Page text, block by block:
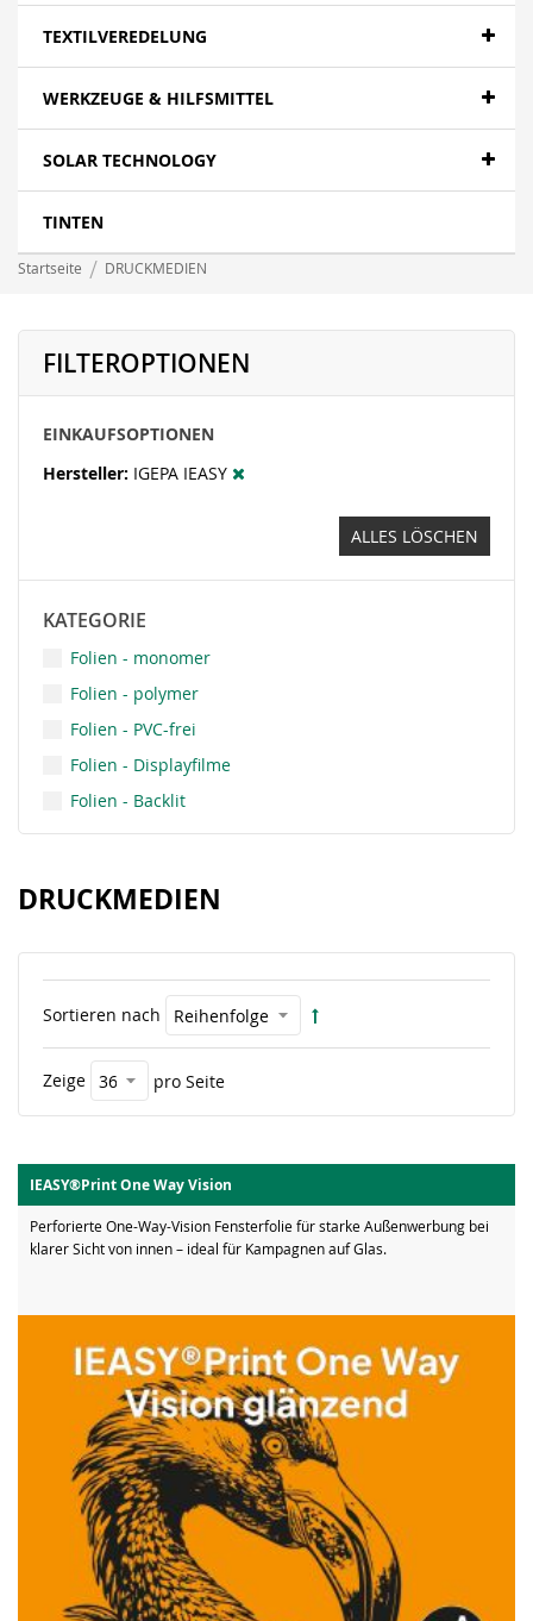
Papier- Fotopapier
Textilien - Canvas
Folien- polymer
LFP wasserbasierend - Papier
LFP wasserbasierend - Canvas
LFP wasserbasierend - Folie
LFP wasserbasierend - Textil
Banner - Mesh
TEXTILVEREDELUNG
WERKZEUGE & HILFSMITTEL
SOLAR TECHNOLOGY
TINTEN
Startseite DRUCKMEDIEN
DRUCKMEDIEN
Sortieren nach
Zeige pro Seite
IEASY®Print One Way Vision
Perforierte One-Way-Vision Fensterfolie für starke Außenwerbung bei
klarer Sicht von innen – ideal für Kampagnen auf Glas.
FILTEROPTIONEN
EINKAUFSOPTIONEN
Hersteller IGEPA IEASY
ALLES LÖSCHEN
KATEGORIE
Folien - monomer
Folien - polymer
Folien - PVC-frei
Folien - Displayfilme
Folien - Backlit